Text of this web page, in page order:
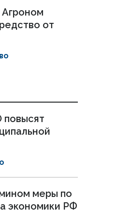
от
повысят
меры по
экономики РФ